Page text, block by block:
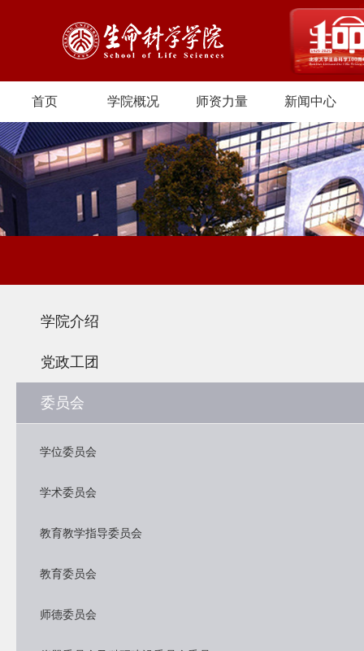
首页 学院概况 师资力量 新闻中心
学院介绍
党政工团
委员会
学位委员会
学术委员会
教育教学指导委员会
教育委员会
师德委员会